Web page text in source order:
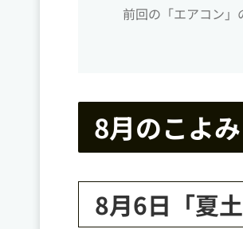
前回の「エアコン」
8月のこよみ
8月6日「夏